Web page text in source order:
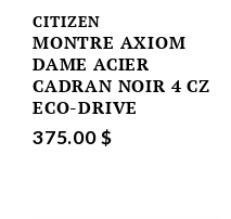
CITIZEN
MONTRE AXIOM
DAME ACIER
CADRAN NOIR 4 CZ
ECO-DRIVE
375.00 $